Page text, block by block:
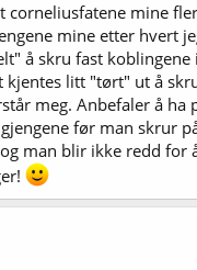
corneliusfatene mine
mine etter hvert
å skru fast koblingene
kjentes litt "tørt" ut å
meg. Anbefaler å ha
før man skrur
man blir ikke redd for